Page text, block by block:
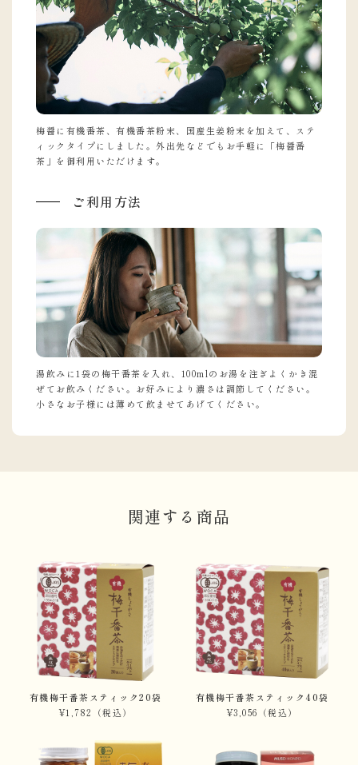
梅醤に有機番茶、有機番茶粉末、国産生姜粉末を加えて、ステ
ィックタイプにしました。外出先などでもお手軽に「梅醤番
茶」を御利用いただけます。
ご利用方法
湯飲みに1袋の梅干番茶を入れ、100mlのお湯を注ぎよくかき混
ぜてお飲みください。お好みにより濃さは調節してください。
小さなお子様には薄めて飲ませてあげてください。
関連する商品
有機梅干番茶スティック20袋
¥1,782
（税込）
有機梅干番茶スティック40袋
¥3,056 （税込）